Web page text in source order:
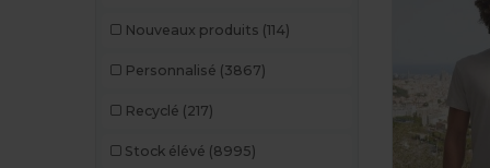
Nouveaux produits (114)
Personnalisé (3867)
Recyclé (217)
Stock élévé (8995)